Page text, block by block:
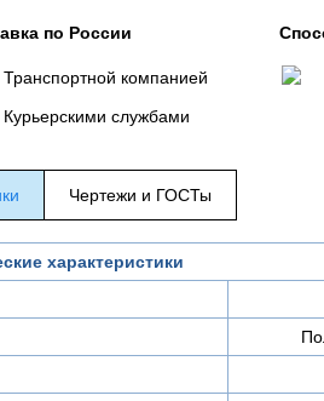
по России
Транспортной компанией
Курьерскими службами
Чертежи и ГОСТы
характеристики